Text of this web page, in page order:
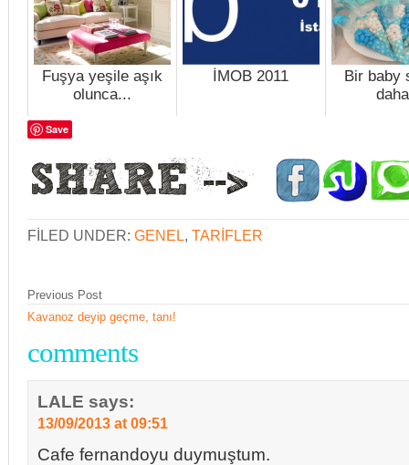
Fuşya yeşile aşık
olunca...
İMOB 2011
Bir baby
Save
FILED UNDER: GENEL, TARIFLER
Previous Post
Kavanoz deyip geçme, tanı!
comments
LALE says:
13/09/2013 at 09:51
Cafe fernandoyu duymuştum.